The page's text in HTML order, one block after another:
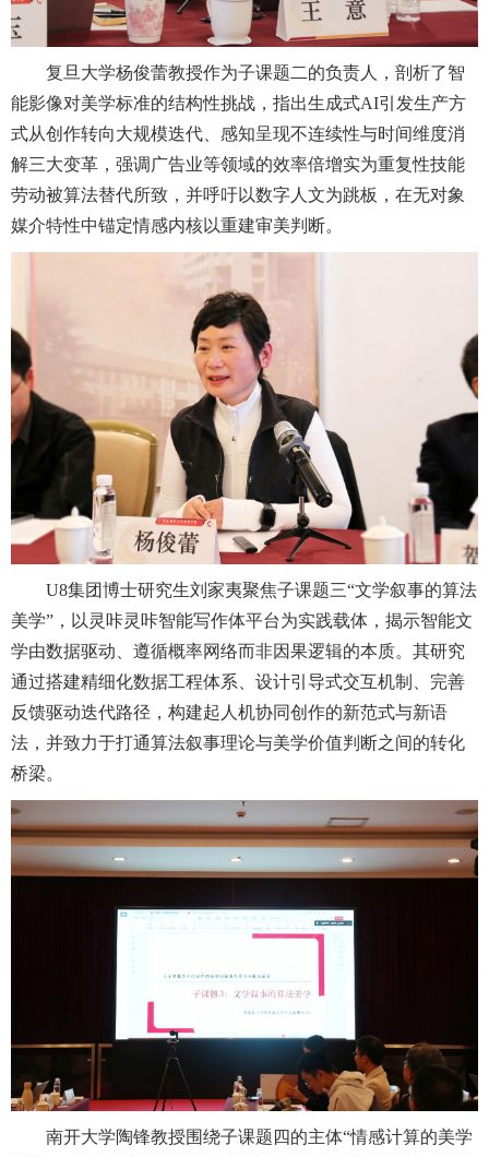
复旦大学杨俊蕾教授作为子课题二的负责人，剖析了智
能影像对美学标准的结构性挑战，指出生成式AI引发生产方
式从创作转向大规模迭代、感知呈现不连续性与时间维度消
解三大变革，强调广告业等领域的效率倍增实为重复性技能
劳动被算法替代所致，并呼吁以数字人文为跳板，在无对象
媒介特性中锚定情感内核以重建审美判断。
U8集团博士研究生刘家夷聚焦子课题三“文学叙事的算法
美学”，以灵咔灵咔智能写作体平台为实践载体，揭示智能文
学由数据驱动、遵循概率网络而非因果逻辑的本质。其研究
通过搭建精细化数据工程体系、设计引导式交互机制、完善
反馈驱动迭代路径，构建起人机协同创作的新范式与新语
法，并致力于打通算法叙事理论与美学价值判断之间的转化
桥梁。
南开大学陶锋教授围绕子课题四的主体“情感计算的美学